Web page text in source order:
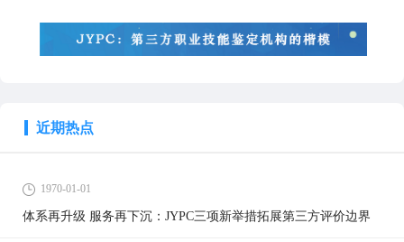
近期热点
1970-01-01
体系再升级 服务再下沉：JYPC三项新举措拓展第三方评价边界